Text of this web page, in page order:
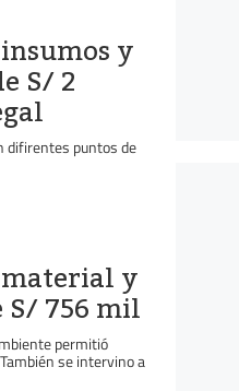
y
S/ 2
difirentes puntos de
y
S/ 756 mil
permitió
se intervino a